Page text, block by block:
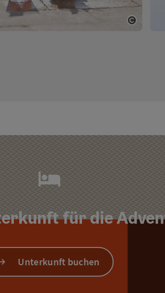
für die
Unterkunft buchen